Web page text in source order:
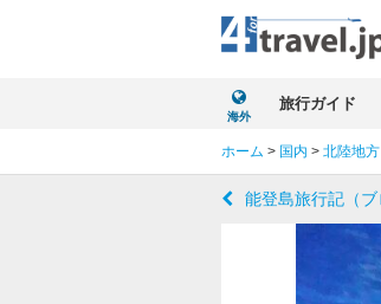
海外
旅行ガイド
ホーム > 国内 > 北陸地方
能登島旅行記（